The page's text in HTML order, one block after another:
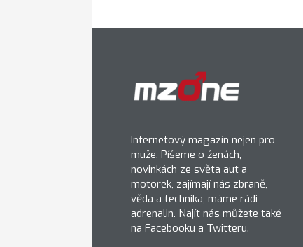
Internetový magazín nejen pro
muže. Píšeme o ženách,
novinkách ze světa aut a
motorek, zajímají nás zbraně,
věda a technika, máme rádi
adrenalin. Najít nás můžete také
na Facebooku a Twitteru.